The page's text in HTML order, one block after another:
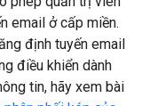
email ở cấp miền.
định tuyến email
điều khiển dành
tin, hãy xem bài